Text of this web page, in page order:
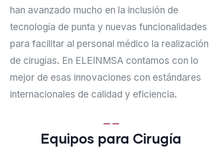
han avanzado mucho en la inclusión de
tecnología de punta y nuevas funcionalidades
para facilitar al personal médico la realización
de cirugías. En ELEINMSA contamos con lo
mejor de esas innovaciones con estándares
internacionales de calidad y eficiencia.
Equipos para Cirugía